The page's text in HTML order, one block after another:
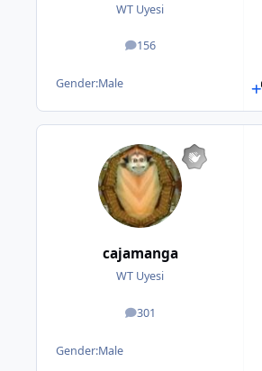
WT Uyesi
156
posts
Gender:Male
cajamanga
WT Uyesi
301
posts
Gender:Male